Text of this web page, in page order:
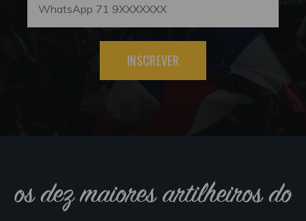
INSCREVER
os dez maiores artilheiros do